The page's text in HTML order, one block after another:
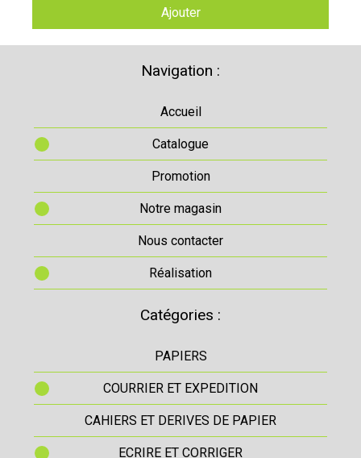
Ajouter
Navigation :
Accueil
Catalogue
Promotion
Notre magasin
Nous contacter
Réalisation
Catégories :
PAPIERS
COURRIER ET EXPEDITION
CAHIERS ET DERIVES DE PAPIER
ECRIRE ET CORRIGER